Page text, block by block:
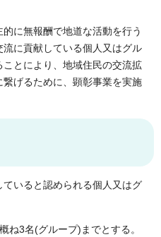
に無報酬で地道な活動を行う
に貢献している個人又はグル
とにより、地域住民の交流拡
げるために、顕彰事業を実施
いると認められる個人又はグ
3名(グループ)までとする。